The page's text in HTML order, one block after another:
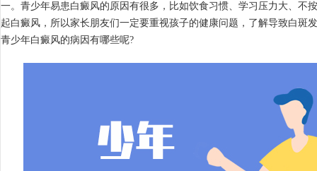
一。青少年易患白癜风的原因有很多，比如饮食习惯、学习压力大、不
起白癜风，所以家长朋友们一定要重视孩子的健康问题，了解导致白斑
青少年白癜风的病因有哪些呢?